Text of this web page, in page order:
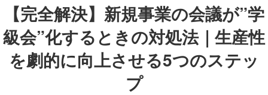
【完全解決】新規事業の会議が”学
級会”化するときの対処法｜生産性
を劇的に向上させる5つのステッ
プ